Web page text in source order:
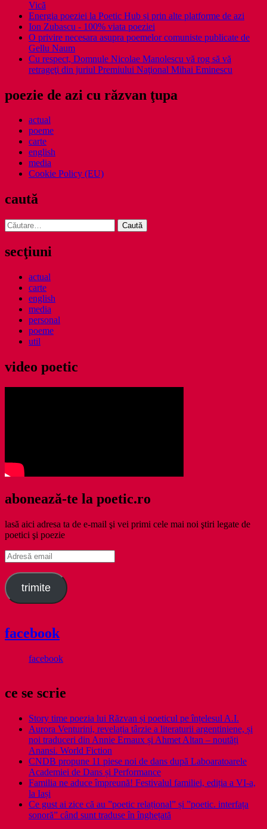
Vică
Energia poeziei la Poetic Hub și prin alte platforme de azi
Ion Zubascu - 100% viata poeziei
O privire necesara asupra poemelor comuniste publicate de
Gellu Naum
Cu respect, Domnule Nicolae Manolescu vă rog să vă
retrageţi din juriul Premiului Naţional Mihai Eminescu
poezie de azi cu răzvan ţupa
actual
poeme
carte
english
media
Cookie Policy (EU)
caută
Caută
după:
secţiuni
actual
carte
english
media
personal
poeme
util
video poetic
abonează-te la poetic.ro
lasă aici adresa ta de e-mail şi vei primi cele mai noi ştiri legate de
poetici şi poezie
Adresă
email
trimite
facebook
facebook
ce se scrie
Story time poezia lui Răzvan și poeticul pe înțelesul A.I.
Aurora Venturini, revelația târzie a literaturii argentiniene, și
noi traduceri din Annie Ernaux și Ahmet Altan – noutăți
Anansi. World Fiction
CNDB propune 11 piese noi de dans după Laboaratoarele
Academiei de Dans și Performance
Familia ne aduce împreună! Festivalul familiei, ediția a VI-a,
la Iași
Ce gust ai zice că au ”poetic relațional” și ”poetic. interfața
sonoră” când sunt traduse în înghețată